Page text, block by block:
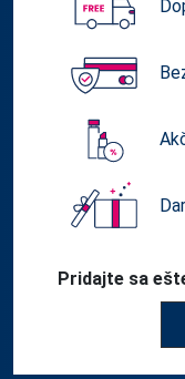
Pridajte sa